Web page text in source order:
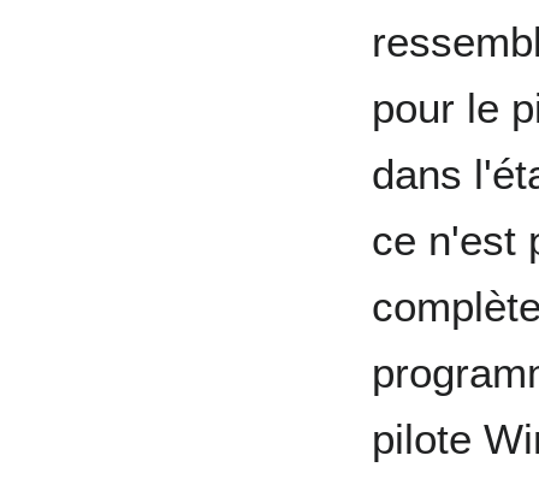
pour le
dans
ce n'est
pilote